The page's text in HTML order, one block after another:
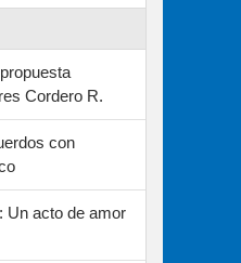
Cordero R.
con
Un acto de amor